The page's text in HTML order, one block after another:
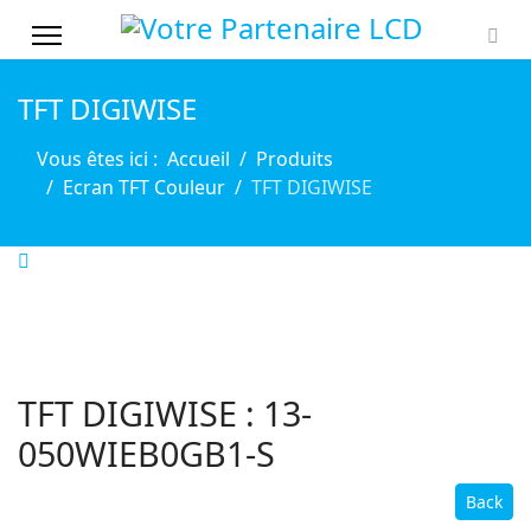
TFT DIGIWISE
Vous êtes ici : Accueil
Produits
Ecran TFT Couleur
TFT DIGIWISE
TFT DIGIWISE : 13-
050WIEB0GB1-S
Back